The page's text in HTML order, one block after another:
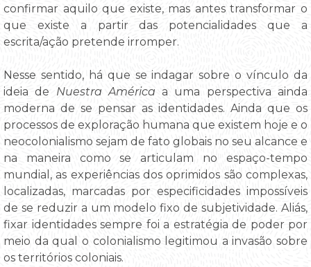
confirmar aquilo que existe, mas antes transformar o
que existe a partir das potencialidades que a
escrita/ação pretende irromper.
Nesse sentido, há que se indagar sobre o vínculo da
ideia de Nuestra América a uma perspectiva ainda
moderna de se pensar as identidades. Ainda que os
processos de exploração humana que existem hoje e o
neocolonialismo sejam de fato globais no seu alcance e
na maneira como se articulam no espaço-tempo
mundial, as experiências dos oprimidos são complexas,
localizadas, marcadas por especificidades impossíveis
de se reduzir a um modelo fixo de subjetividade. Aliás,
fixar identidades sempre foi a estratégia de poder por
meio da qual o colonialismo legitimou a invasão sobre
os territórios coloniais.